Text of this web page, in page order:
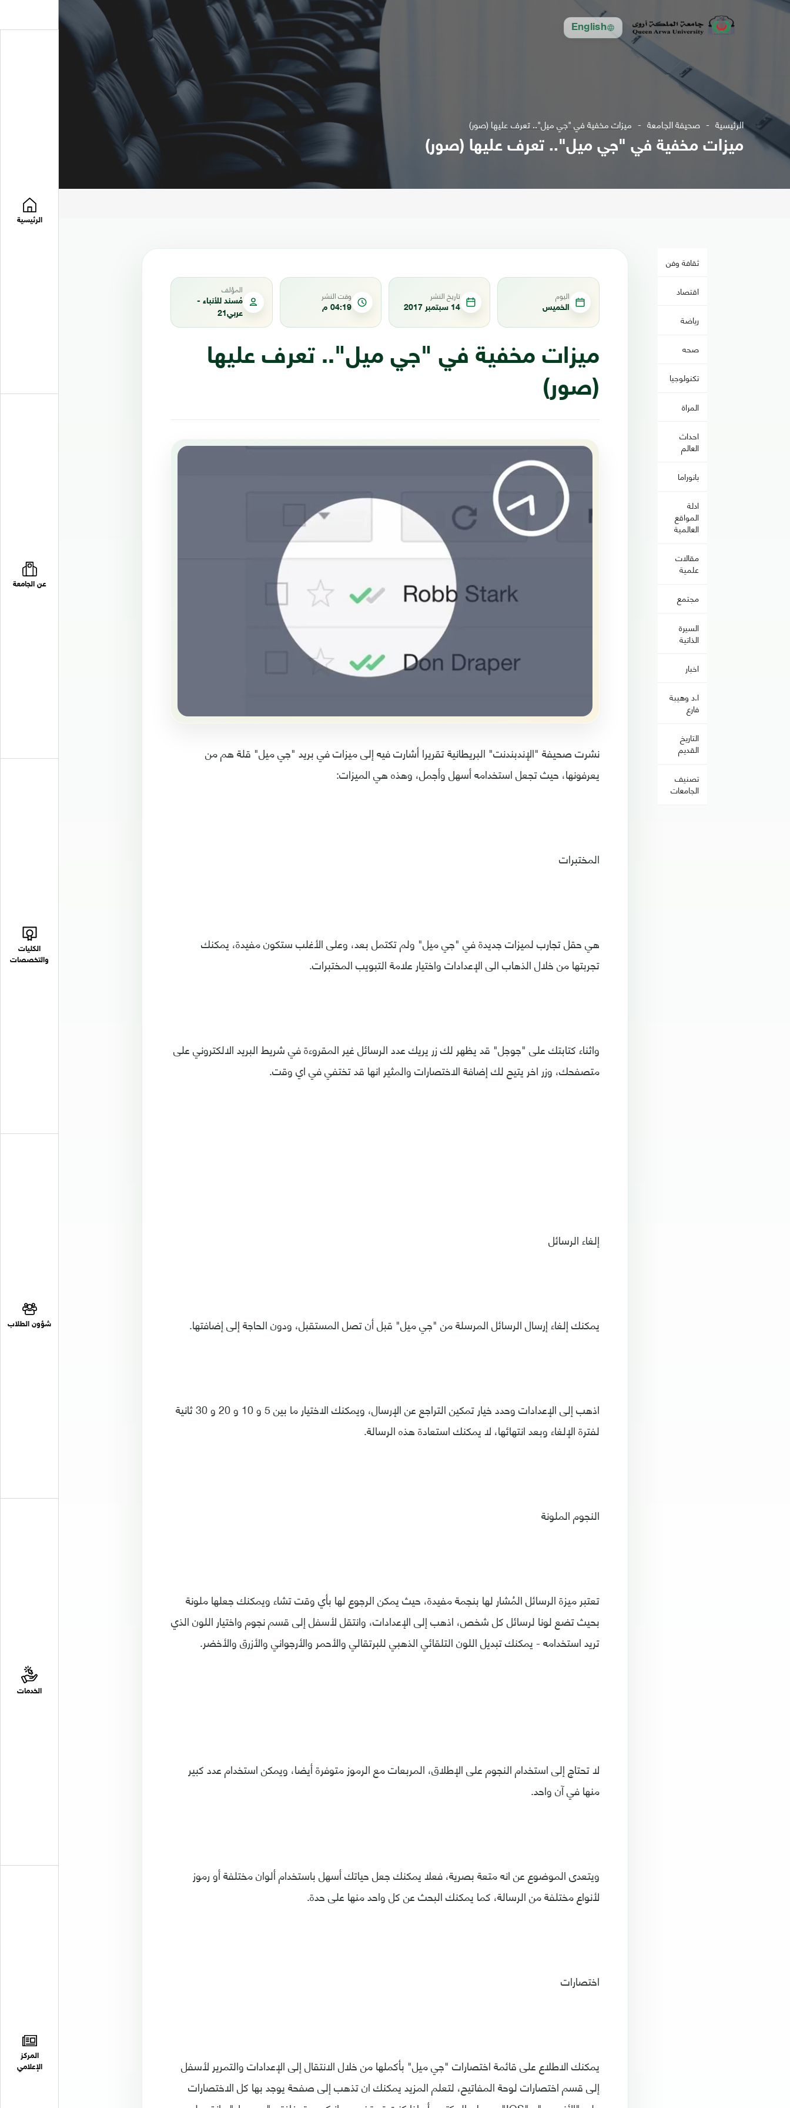
English
الرئيسية
عن الجامعة
الكليات
والتخصصات
شؤون الطلاب
الخدمات
المركز
الإعلامي
الرئيسية صحيفة الجامعة ميزات مخفية في "جي ميل".. تعرف عليها (صور)
ميزات مخفية في "جي ميل".. تعرف عليها (صور)
ثقافة وفن
اقتصاد
رياضة
صحه
تكنولوجيا
المراة
احداث
العالم
بانوراما
ادلة
المواقع
العالمية
مقالات
علمية
مجتمع
السيرة
الذاتية
اخبار
ا.د وهيبة
فارع
التاريخ
القديم
تصنيف
الجامعات
اليوم
الخميس
تاريخ النشر
14 سبتمبر 2017
وقت النشر
04:19 م
المؤلف
مُسند للأنباء -
عربي21
ميزات مخفية في "جي ميل".. تعرف عليها
(صور)
نشرت صحيفة "الإندبندنت" البريطانية تقريرا أشارت فيه إلى ميزات في بريد "جي ميل" قلة هم من
يعرفونها، حيث تجعل استخدامه أسهل وأجمل، وهذه هي الميزات:
المختبرات
هي حقل تجارب لميزات جديدة في "جي ميل" ولم تكتمل بعد، وعلى الأغلب ستكون مفيدة، يمكنك
تجربتها من خلال الذهاب الى الإعدادات واختيار علامة التبويب المختبرات.
واثناء كتابتك على "جوجل" قد يظهر لك زر يريك عدد الرسائل غير المقروءة في شريط البريد الالكتروني على
متصفحك، وزر اخر يتيح لك إضافة الاختصارات والمثير انها قد تختفي في اي وقت.
إلغاء الرسائل
يمكنك إلغاء إرسال الرسائل المرسلة من "جي ميل" قبل أن تصل المستقبل، ودون الحاجة إلى إضافتها.
اذهب إلى الإعدادات وحدد خيار تمكين التراجع عن الإرسال، ويمكنك الاختيار ما بين 5 و 10 و 20 و 30 ثانية
لفترة الإلغاء وبعد انتهائها، لا يمكنك استعادة هذه الرسالة.
النجوم الملونة
تعتبر ميزة الرسائل المُشار لها بنجمة مفيدة، حيث يمكن الرجوع لها بأي وقت تشاء ويمكنك جعلها ملونة
بحيث تضع لونا لرسائل كل شخص، اذهب إلى الإعدادات، وانتقل لأسفل إلى قسم نجوم واختيار اللون الذي
تريد استخدامه - يمكنك تبديل اللون التلقائي الذهبي للبرتقالي والأحمر والأرجواني والأزرق والأخضر.
لا تحتاج إلى استخدام النجوم على الإطلاق، المربعات مع الرموز متوفرة أيضا، ويمكن استخدام عدد كبير
منها في آن واحد.
ويتعدى الموضوع عن انه متعة بصرية، فعلا يمكنك جعل حياتك أسهل باستخدام ألوان مختلفة أو رموز
لأنواع مختلفة من الرسالة، كما يمكنك البحث عن كل واحد منها على حدة.
اختصارات
يمكنك الاطلاع على قائمة اختصارات "جي ميل" بأكملها من خلال الانتقال إلى الإعدادات والتمرير لأسفل
إلى قسم اختصارات لوحة المفاتيح، لتعلم المزيد يمكنك ان تذهب إلى صفحة يوجد بها كل الاختصارات